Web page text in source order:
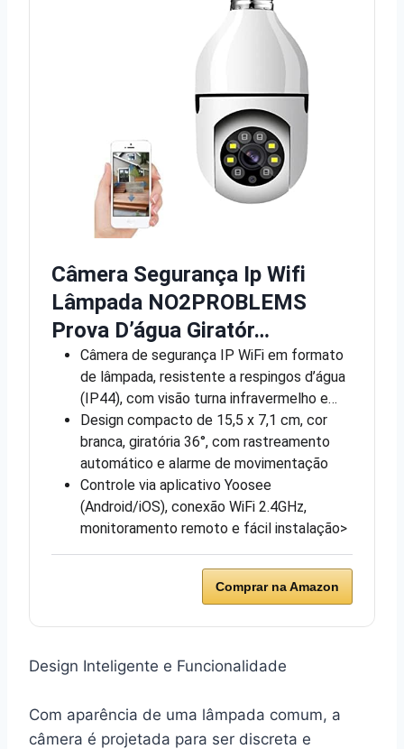
Câmera Segurança Ip Wifi
Lâmpada NO2PROBLEMS
Prova D’água Giratór…
Câmera de segurança IP WiFi em formato
de lâmpada, resistente a respingos d’água
(IP44), com visão turna infravermelho e…
Design compacto de 15,5 x 7,1 cm, cor
branca, giratória 36°, com rastreamento
automático e alarme de movimentação
Controle via aplicativo Yoosee
(Android/iOS), conexão WiFi 2.4GHz,
monitoramento remoto e fácil instalação>
Comprar na Amazon
Design Inteligente e Funcionalidade
Com aparência de uma lâmpada comum, a
câmera é projetada para ser discreta e